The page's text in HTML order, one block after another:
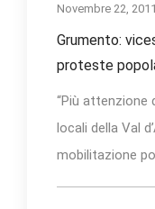
Novembre 22, 2011
Grumento:
proteste
“Più attenzione
locali della Val
mobilitazione